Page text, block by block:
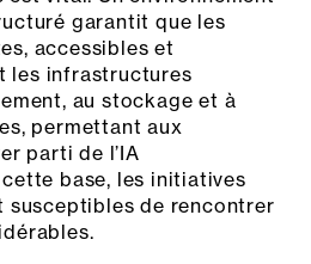
garantit que les
accessibles et
les infrastructures
au stockage et à
permettant aux
parti de l’IA
base, les initiatives
susceptibles de rencontrer